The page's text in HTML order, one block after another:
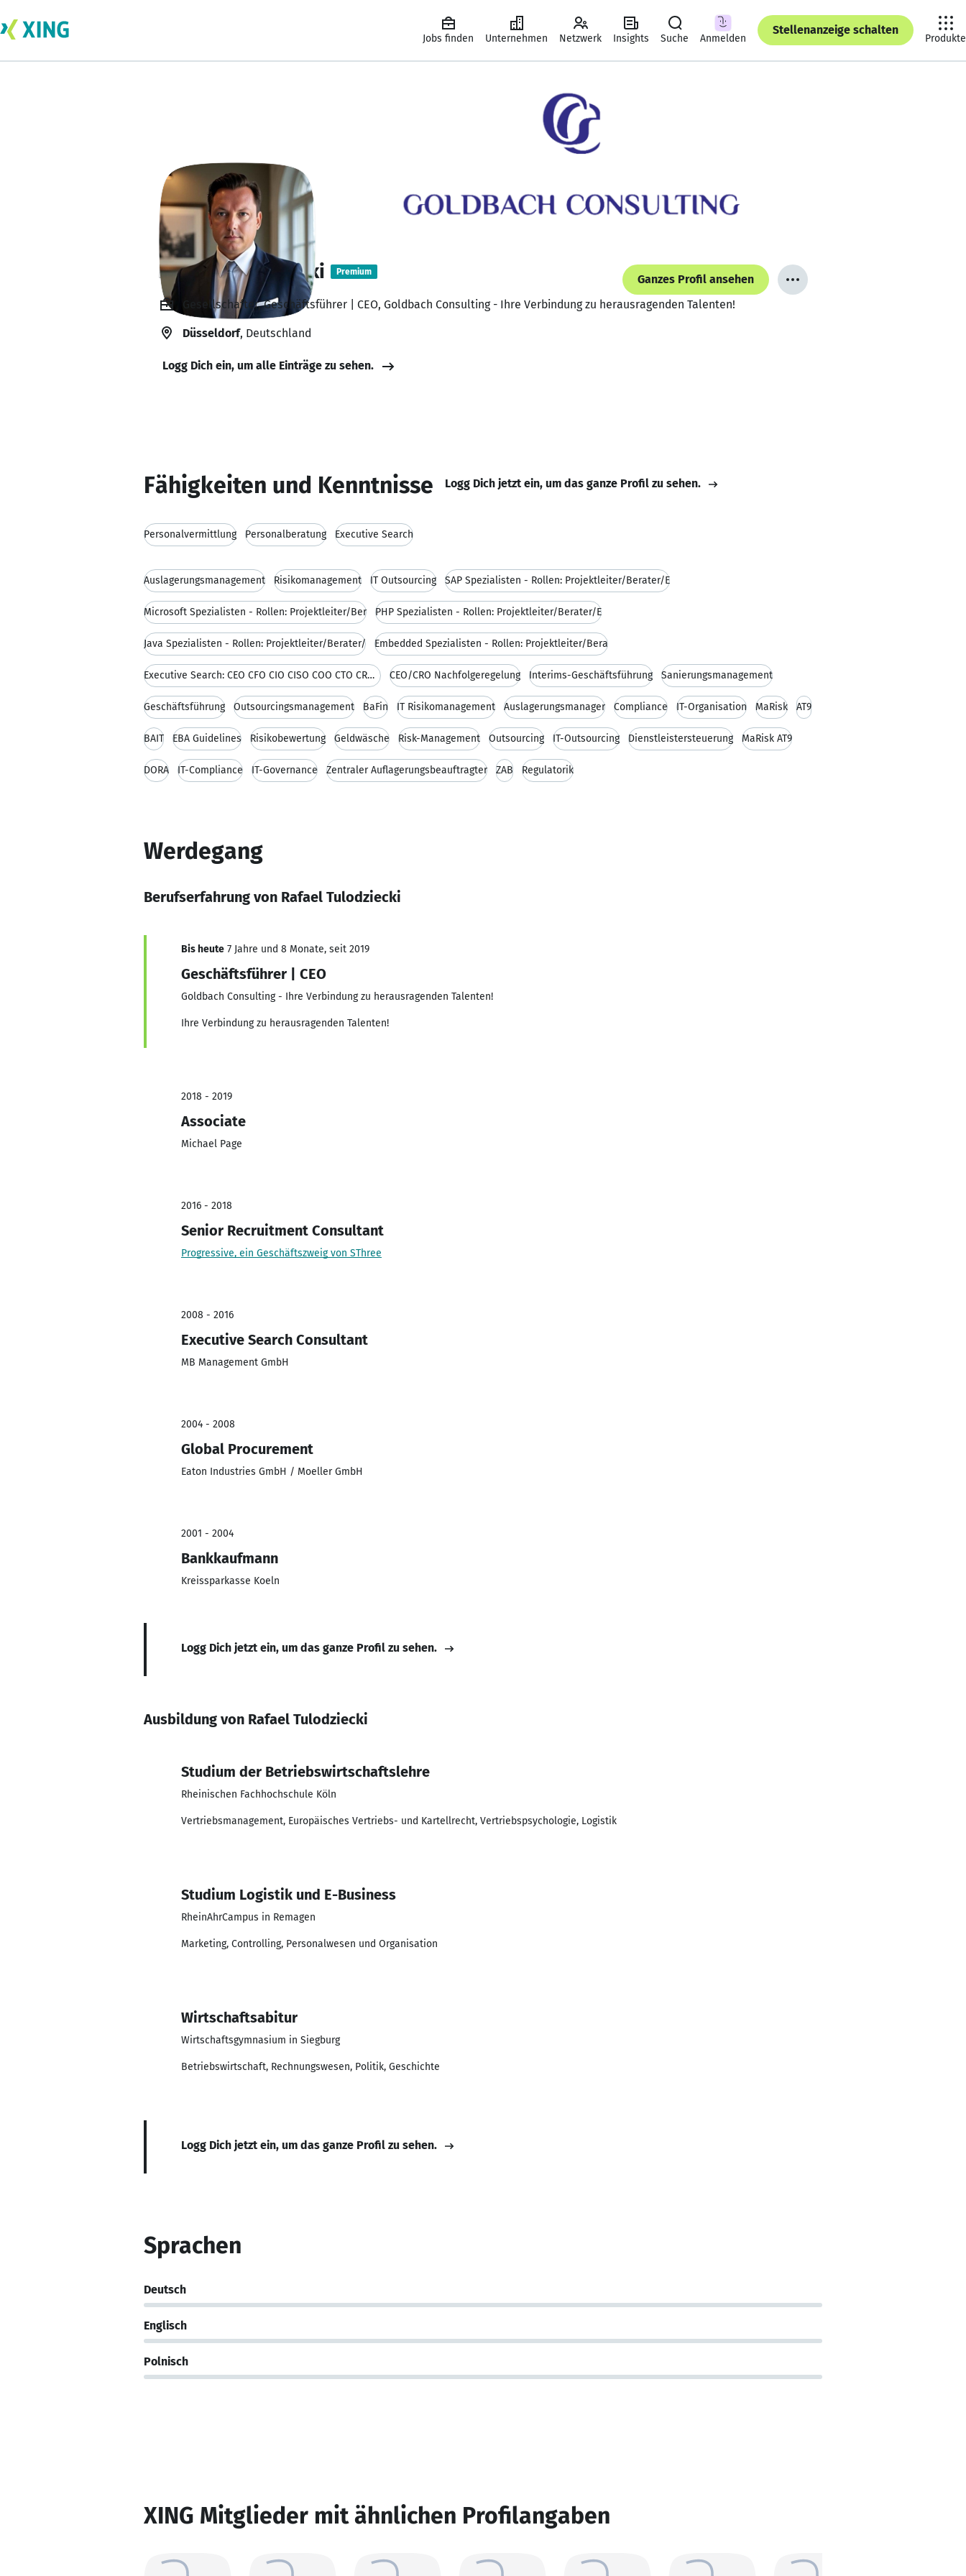
Jobs finden Unternehmen Netzwerk Insights Suche Anmelden
Stellenanzeige schalten
Produkte
Rafael Tulodziecki Premium
Ganzes Profil ansehen
Gesellschafter, Geschäftsführer | CEO, Goldbach Consulting - Ihre Verbindung zu herausragenden Talenten!
Düsseldorf, Deutschland
Logg Dich ein, um alle Einträge zu sehen.
Fähigkeiten und Kenntnisse Logg Dich jetzt ein, um das ganze Profil zu sehen.
Personalvermittlung Personalberatung Executive Search
Auslagerungsmanagement Risikomanagement IT Outsourcing SAP Spezialisten - Rollen: Projektleiter/Berater/E
Microsoft Spezialisten - Rollen: Projektleiter/Ber PHP Spezialisten - Rollen: Projektleiter/Berater/E
Java Spezialisten - Rollen: Projektleiter/Berater/ Embedded Spezialisten - Rollen: Projektleiter/Bera
Executive Search: CEO CFO CIO CISO COO CTO CRO Int CEO/CRO Nachfolgeregelung Interims-Geschäftsführung Sanierungsmanagement
Geschäftsführung Outsourcingsmanagement BaFin IT Risikomanagement Auslagerungsmanager Compliance IT-Organisation MaRisk AT9
BAIT EBA Guidelines Risikobewertung Geldwäsche Risk-Management Outsourcing IT-Outsourcing Dienstleistersteuerung MaRisk AT9
DORA IT-Compliance IT-Governance Zentraler Auflagerungsbeauftragter ZAB Regulatorik
Werdegang
Berufserfahrung von Rafael Tulodziecki
Bis heute 7 Jahre und 8 Monate, seit 2019
Geschäftsführer | CEO
Goldbach Consulting - Ihre Verbindung zu herausragenden Talenten!
Ihre Verbindung zu herausragenden Talenten!
2018 - 2019
Associate
Michael Page
2016 - 2018
Senior Recruitment Consultant
Progressive, ein Geschäftszweig von SThree
2008 - 2016
Executive Search Consultant
MB Management GmbH
2004 - 2008
Global Procurement
Eaton Industries GmbH / Moeller GmbH
2001 - 2004
Bankkaufmann
Kreissparkasse Koeln
Logg Dich jetzt ein, um das ganze Profil zu sehen.
Ausbildung von Rafael Tulodziecki
Studium der Betriebswirtschaftslehre
Rheinischen Fachhochschule Köln
Vertriebsmanagement, Europäisches Vertriebs- und Kartellrecht, Vertriebspsychologie, Logistik
Studium Logistik und E-Business
RheinAhrCampus in Remagen
Marketing, Controlling, Personalwesen und Organisation
Wirtschaftsabitur
Wirtschaftsgymnasium in Siegburg
Betriebswirtschaft, Rechnungswesen, Politik, Geschichte
Logg Dich jetzt ein, um das ganze Profil zu sehen.
Sprachen
Deutsch
Englisch
Polnisch
XING Mitglieder mit ähnlichen Profilangaben